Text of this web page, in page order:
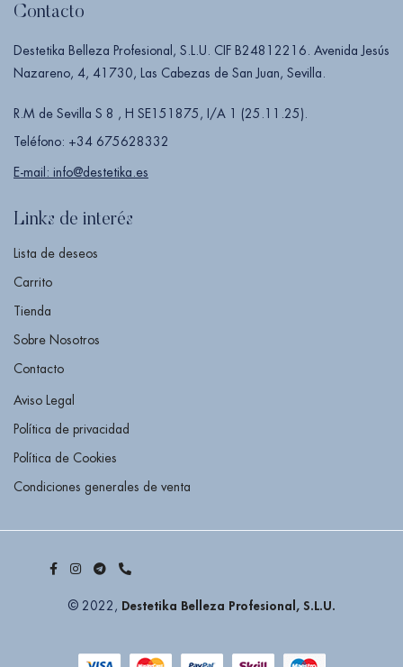
Contacto
Destetika Belleza Profesional, S.L.U. CIF B24812216. Avenida Jesús
Nazareno, 4, 41730, Las Cabezas de San Juan, Sevilla.
R.M de Sevilla S 8 , H SE151875, I/A 1 (25.11.25).
Teléfono: +34 675628332
E-mail: info@destetika.es
Links de interés
Lista de deseos
Carrito
Tienda
Sobre Nosotros
Contacto
Aviso Legal
Política de privacidad
Política de Cookies
Condiciones generales de venta
© 2022, Destetika Belleza Profesional, S.L.U.